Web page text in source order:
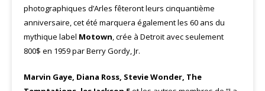
photographiques d’Arles fêteront leurs cinquantième
anniversaire, cet été marquera également les 60 ans du
mythique label Motown, crée à Detroit avec seulement
800$ en 1959 par Berry Gordy, Jr.
Marvin Gaye, Diana Ross, Stevie Wonder, The